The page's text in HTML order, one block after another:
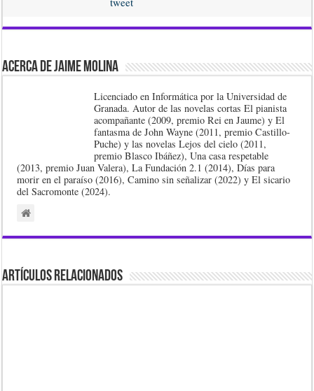
Acerca de Jaime Molina
Licenciado en Informática por la Universidad de
Granada. Autor de las novelas cortas El pianista
acompañante (2009, premio Rei en Jaume) y El
fantasma de John Wayne (2011, premio Castillo-
Puche) y las novelas Lejos del cielo (2011,
premio Blasco Ibáñez), Una casa respetable
(2013, premio Juan Valera), La Fundación 2.1 (2014), Días para
morir en el paraíso (2016), Camino sin señalizar (2022) y El sicario
del Sacromonte (2024).
Artículos Relacionados